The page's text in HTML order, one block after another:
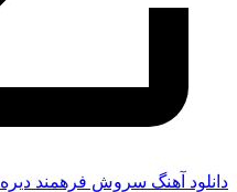
دانلود آهنگ سروش فرهمند دیره